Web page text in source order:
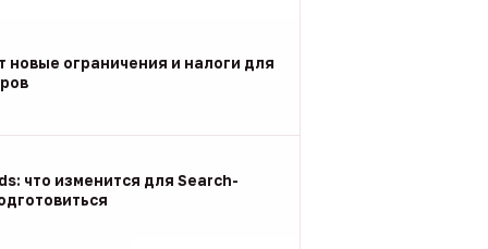
новые ограничения и налоги для
что изменится для Search-